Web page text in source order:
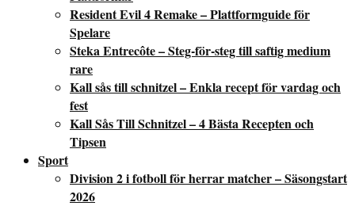
Resident Evil 4 Remake – Plattformguide för
Spelare
Steka Entrecôte – Steg-för-steg till saftig medium
rare
Kall sås till schnitzel – Enkla recept för vardag och
fest
Kall Sås Till Schnitzel – 4 Bästa Recepten och
Tipsen
Sport
Division 2 i fotboll för herrar matcher – Säsongstart
2026